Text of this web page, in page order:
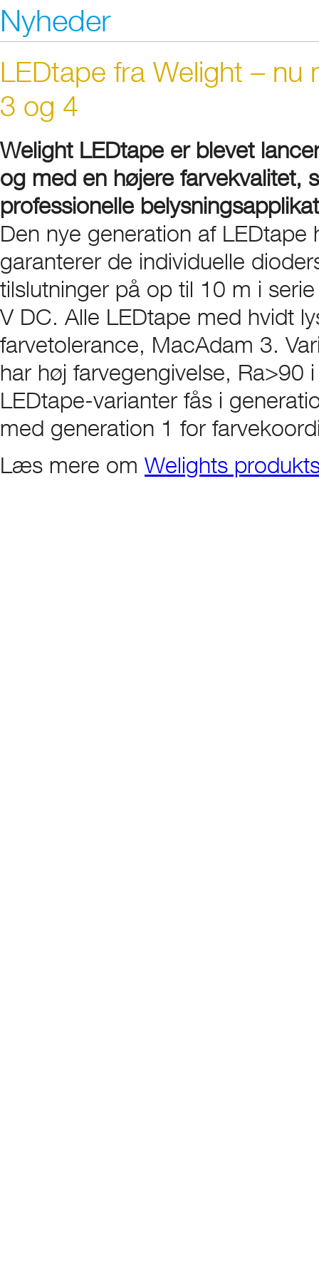
Nyheder
LEDtape fra Welight –
3 og 4
Welight LEDtape er blevet
og med en højere farvekvalitet,
professionelle
Den nye generation af
garanterer de individuelle
tilslutninger på op til 10 m i
V DC. Alle LEDtape med hvidt
farvetolerance, MacAdam 3.
har høj farvegengivelse,
LEDtape-varianter fås i
med generation 1 for
Læs mere om Welights